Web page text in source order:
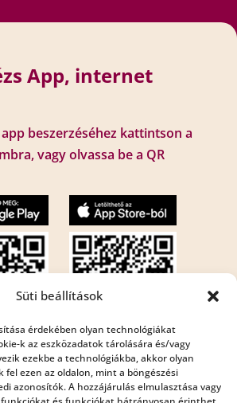
Süti beállítások
érdekében olyan technológiákat
k az eszközadatok tárolására és/vagy
ezekbe a technológiákba, akkor olyan
ezen az oldalon, mint a böngészési
azonosítók. A hozzájárulás elmulasztása vagy
App, internet
beszerzéséhez kattintson a
vagy olvassa be a QR
195.210.29.82:8001/bezs